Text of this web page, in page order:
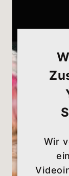
Wir